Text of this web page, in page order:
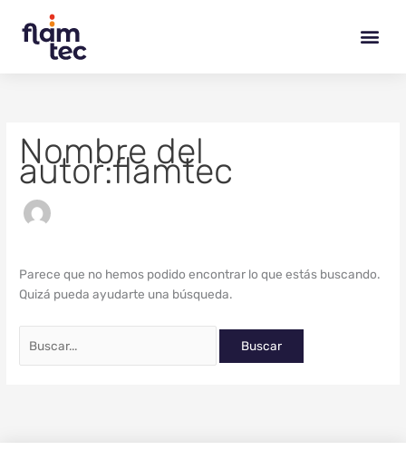
contenido
Nombre del
autor:flamtec
Parece que no hemos podido encontrar lo que estás buscando.
Quizá pueda ayudarte una búsqueda.
por: